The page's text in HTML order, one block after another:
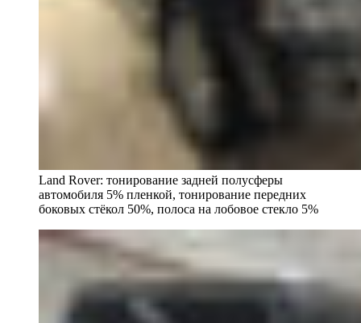
Land Rover: тонирование задней полусферы
автомобиля 5% пленкой, тонирование передних
боковых стёкол 50%, полоса на лобовое стекло 5%